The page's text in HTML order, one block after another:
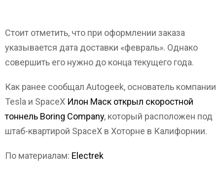
Стоит отметить, что при оформлении заказа
указывается дата доставки «февраль». Однако
совершить его нужно до конца текущего года.
Как ранее сообщал Autogeek, основатель компании
Tesla и SpaceX Илон Маск открыл скоростной
тоннель Boring Company, который расположен под
штаб-квартирой SpaceX в Хоторне в Калифорнии.
По материалам: Electrek